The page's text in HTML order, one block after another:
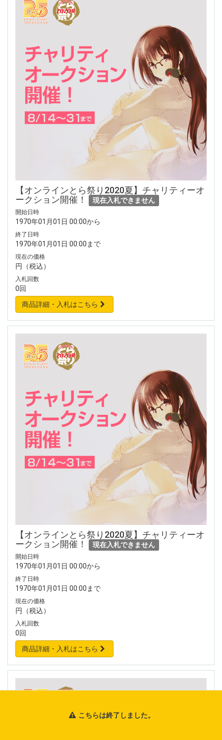
【オンラインとら祭り2020夏】チャリティーオ
ークション開催！
現在入札できません
開始日時
1970年01月01日 00:00から
終了日時
1970年01月01日 00:00まで
現在の価格
円（税込）
入札回数
0回
商品詳細・入札はこちら
【オンラインとら祭り2020夏】チャリティーオ
ークション開催！
現在入札できません
開始日時
1970年01月01日 00:00から
終了日時
1970年01月01日 00:00まで
現在の価格
円（税込）
入札回数
0回
商品詳細・入札はこちら
こちらは終了しました。